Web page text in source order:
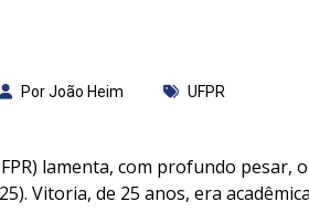
Por João Heim UFPR
lamenta, com profundo pesar,
Vitoria, de 25 anos, era